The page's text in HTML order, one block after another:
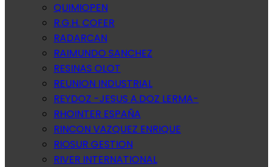
QUIMIOPEN
R.G.H. COFER
RADARCAN
RAIMUNDO SANCHEZ
RESINAS OLOT
REUNION INDUSTRIAL
REYDOZ -JESUS A.DOZ LERMA-
RHOINTER ESPAÑA
RINCON VAZQUEZ ENRIQUE
RIOSUR GESTION
RIVER INTERNATIONAL